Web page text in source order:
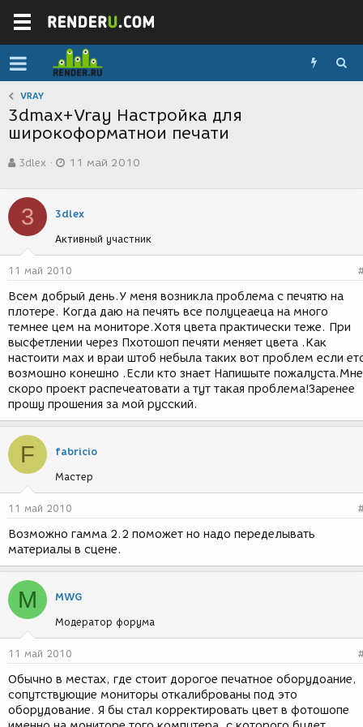
VRAY
3dmax+Vray Настройка для
широкоформатнои печати
в
о
р
т
е
м
ы
3dlex
а
с
з
д
а
и
я
11 май 2010
3 3dlex
Активный участник
11 май 2010
Всем добрый день.У меня возникла проблема с печятю на
плотере. Когда даю на печять все полуцеаеца на много
темнее цем на мониторе.Хотя цвета практически теже. При
высфетлении через Пхотошоп печяти меняет цвета .Как
настоити мах и враи штоб небыла таких вот проблем если
возмошно конешно .Если кто знает Напишыте пожалуста.Мне
скоро проект распечеатовати а тут такая проблема!Заренее
прошу прошения за мой русский.
F fabricio
Мастер
11 май 2010
Возможно гамма 2.2 поможет но надо переделывать
материалы в сцене.
M MWG
Модератор форума
11 май 2010
Обычно в местах, где стоит дорогое печатное оборудоание,
сопутствующие мониторы откалиброваны под это
оборудование. Я бы стал корректировать цвет в фотошопе